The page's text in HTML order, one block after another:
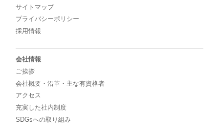
サイトマップ
プライバシーポリシー
採用情報
会社情報
ご挨拶
会社概要・沿革・主な有資格者
アクセス
充実した社内制度
SDGsへの取り組み